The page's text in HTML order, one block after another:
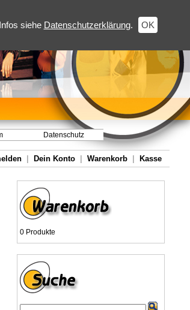
siehe Datenschutzerklärung. OK
Datenschutz
Dein Konto Warenkorb Kasse
0 Produkte